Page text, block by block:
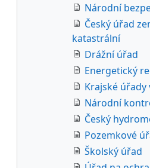
Národní
Český úřad
katastrální
Drážní úřad
Energetický
Krajské úřady
Národní
Český
Pozemkové
Školský úřad